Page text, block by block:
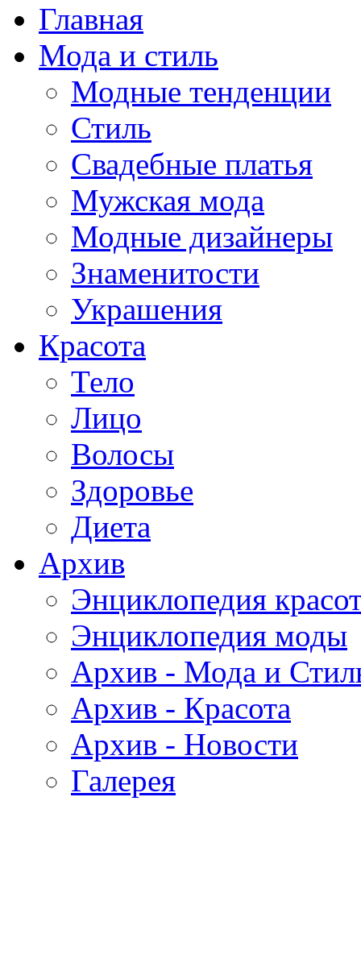
Главная
Мода и стиль
Модные тенденции
Стиль
Свадебные платья
Мужская мода
Модные дизайнеры
Знаменитости
Украшения
Красота
Тело
Лицо
Волосы
Здоровье
Диета
Архив
Энциклопедия
Энциклопедия моды
Архив - Мода и
Архив - Красота
Архив - Новости
Галерея